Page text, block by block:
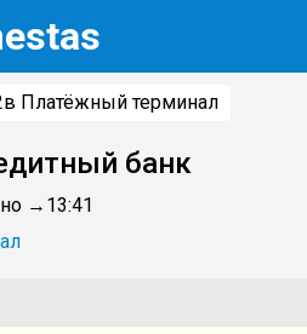
estas
в Платёжный терминал
банк
→ 13:41